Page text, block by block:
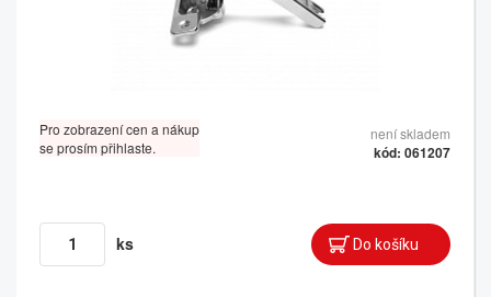
Pro zobrazení cen a nákup
se prosím přihlaste.
není skladem
kód: 061207
ks